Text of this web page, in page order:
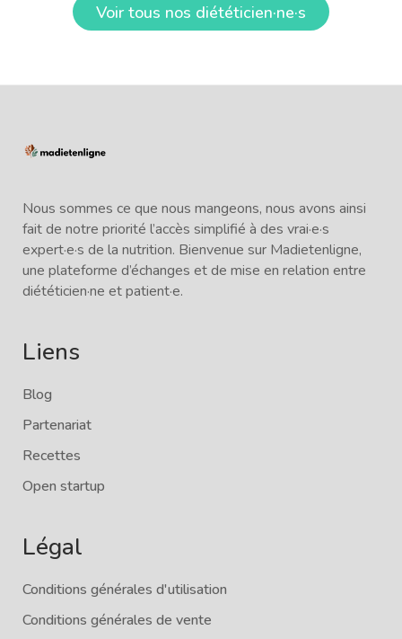
Voir tous nos diététicien·ne·s
Nous sommes ce que nous mangeons, nous avons ainsi
fait de notre priorité l’accès simplifié à des vrai·e·s
expert·e·s de la nutrition. Bienvenue sur Madietenligne,
une plateforme d’échanges et de mise en relation entre
diététicien·ne et patient·e.
Liens
Blog
Partenariat
Recettes
Open startup
Légal
Conditions générales d'utilisation
Conditions générales de vente